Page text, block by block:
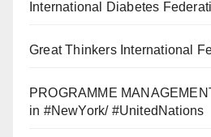
International Diabetes
Great Thinkers International
PROGRAMME
in #NewYork/ #UnitedNations